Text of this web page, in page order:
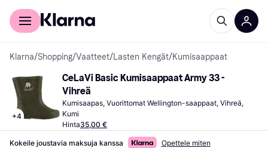
Kuluttajille
Klarna/Shopping/Vaatteet/Lasten Kengät/Kumisaappaat
+4
CeLaVi Basic Kumisaappaat Army 33 -
Vihreä
Kumisaapas, Vuorittomat Wellington-saappaat, Vihreä,
Kumi
Hinta35,00 €
Kokeile joustavia maksuja kanssa Opettele miten